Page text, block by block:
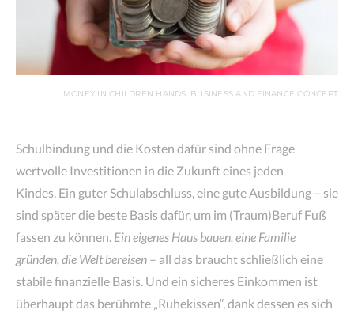
MONEY IN CHILDREN HANDS. BUSINESS AND FINANCE CONCEPT
Schulbindung und die Kosten dafür sind ohne Frage
wertvolle Investitionen in die Zukunft eines jeden
Kindes. Ein guter Schulabschluss, eine gute Ausbildung – sie
sind später die beste Basis dafür, um im (Traum)Beruf Fuß
fassen zu können. Ein eigenes Haus bauen, eine Familie
gründen, die Welt bereisen – all das braucht schließlich eine
stabile finanzielle Basis. Und ein sicheres Einkommen ist
überhaupt das berühmte „Ruhekissen“, dank dessen es sich